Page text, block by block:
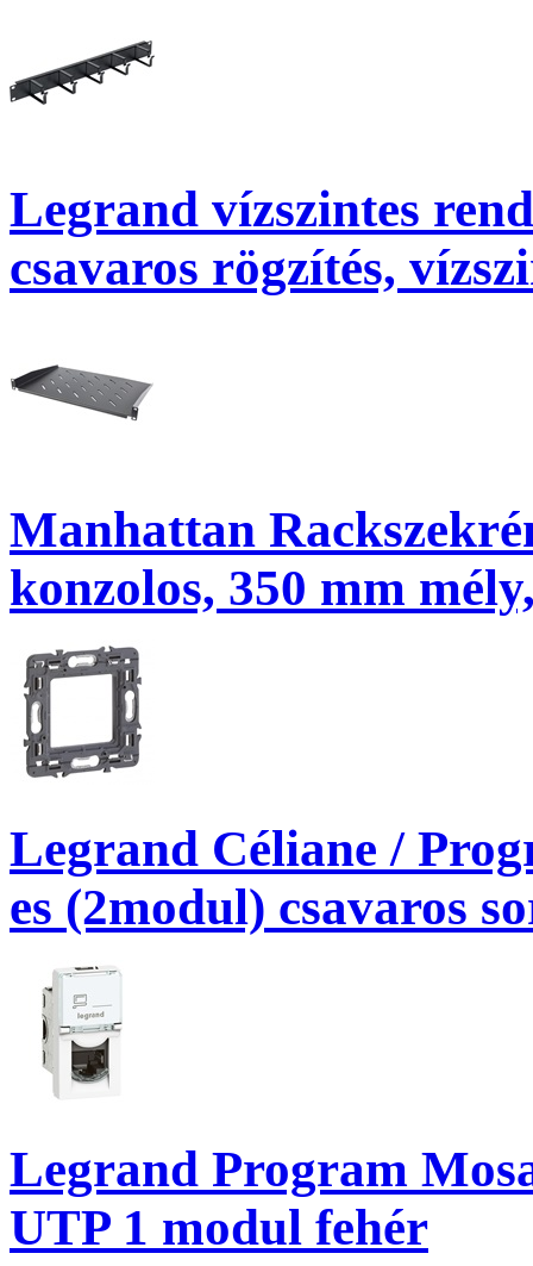
Legrand vízszintes
csavaros rögzítés,
Manhattan
konzolos, 350 mm
Legrand Céliane /
es (2modul) csavaros
Legrand Program
UTP 1 modul fehér